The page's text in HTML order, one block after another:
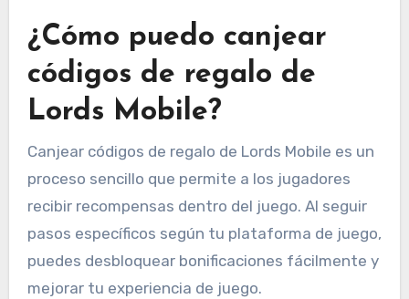
¿Cómo puedo canjear
códigos de regalo de
Lords Mobile?
Canjear códigos de regalo de Lords Mobile es un
proceso sencillo que permite a los jugadores
recibir recompensas dentro del juego. Al seguir
pasos específicos según tu plataforma de juego,
puedes desbloquear bonificaciones fácilmente y
mejorar tu experiencia de juego.